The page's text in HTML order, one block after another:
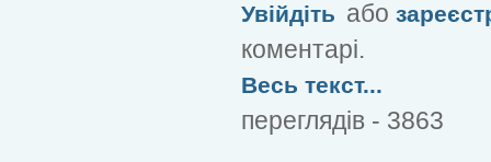
Увійдіть або
коментарі.
Весь текст...
переглядів - 3863